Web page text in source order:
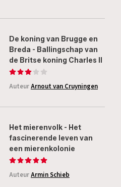
De koning van Brugge en
Breda - Ballingschap van
de Britse koning Charles II
AuteurArnout van Cruyningen
Het mierenvolk - Het
fascinerende leven van
een mierenkolonie
AuteurArmin Schieb